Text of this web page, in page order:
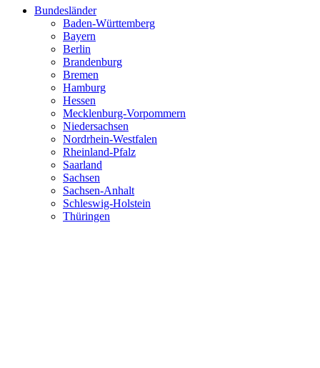
Bundesländer
Baden-Württemberg
Bayern
Berlin
Brandenburg
Bremen
Hamburg
Hessen
Mecklenburg-Vorpommern
Niedersachsen
Nordrhein-Westfalen
Rheinland-Pfalz
Saarland
Sachsen
Sachsen-Anhalt
Schleswig-Holstein
Thüringen